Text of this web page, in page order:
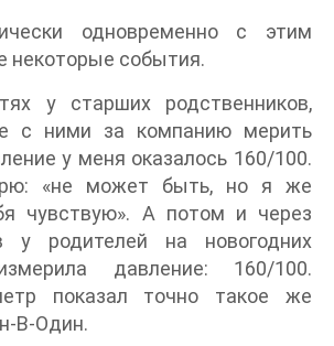
одновременно с этим
некоторые события.
у старших родственников,
с ними за компанию мерить
у меня оказалось 160/100.
«не может быть, но я же
чувствую». А потом и через
у родителей на новогодних
давление: 160/100.
показал точно такое же
В-Один.